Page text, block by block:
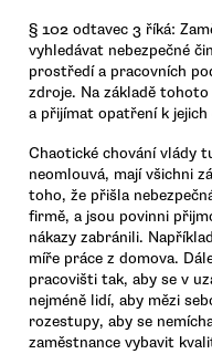
§ 102 odtavec 3 říká:
vyhledávat nebezpečné
prostředí a pracovních
zdroje. Na základě
a přijímat opatření k
Chaotické chování vlády
neomlouvá, mají všichni
toho, že přišla
firmě, a jsou povinni
nákazy zabránili.
míře práce z domova.
pracovišti tak, aby se v
nejméně lidí, aby mězi
rozestupy, aby se
zaměstnance vybavit